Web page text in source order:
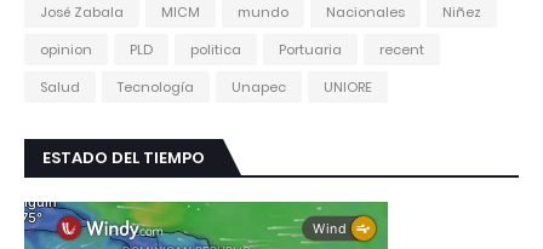
José Zabala
MICM mundo Nacionales
Niñez
opinion
PLD politica Portuaria
recent
Salud
Tecnología Unapec UNIORE
ESTADO DEL TIEMPO